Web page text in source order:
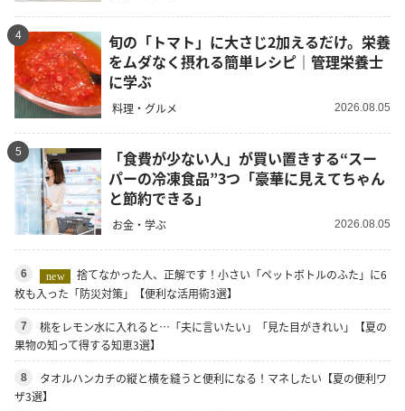
4
旬の「トマト」に大さじ2加えるだけ。栄養
をムダなく摂れる簡単レシピ｜管理栄養士
に学ぶ
料理・グルメ 2026.08.05
5
「食費が少ない人」が買い置きする“スー
パーの冷凍食品”3つ「豪華に見えてちゃん
と節約できる」
お金・学ぶ 2026.08.05
6 new
捨てなかった人、正解です！小さい「ペットボトルのふた」に6
枚も入った「防災対策」【便利な活用術3選】
7
桃をレモン水に入れると…「夫に言いたい」「見た目がきれい」【夏の
果物の知って得する知恵3選】
8
タオルハンカチの縦と横を縫うと便利になる！マネしたい【夏の便利ワ
ザ3選】